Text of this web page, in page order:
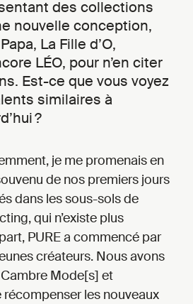
des collections
nouvelle conception,
La Fille d’O,
LÉO, pour n’en citer
Est-ce que vous voyez
similaires à
?
je me promenais en
de nos premiers jours
dans les sous-sols de
qui n’existe plus
PURE a commencé par
créateurs. Nous avons
Mode[s] et
les nouveaux